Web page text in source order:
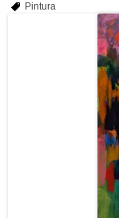
Pintura